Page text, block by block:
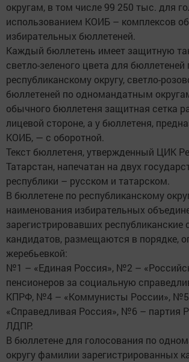
округам, в том числе 99 250 тыс. для
использованием КОИБ – комплексов
избирательных бюллетеней.
Каждый бюллетень имеет защитную
светло-зеленого цвета для бюллетеней
республиканскому округу, светло-
бюллетеней по одномандатным
обычного бюллетеня защитная сетка
лицевой стороне, а у бюллетеня,
КОИБ, — с оборотной.
Текст бюллетеня, утвержденный ЦИК
Татарстан, напечатан на двух
республики – русском и татарском.
В бюллетене по республиканскому
наименования избирательных
зарегистрировавших республиканские
кандидатов, размещаются в порядке,
жеребьевкой:
№1 – «Единая Россия», №2 –
пенсионеров за социальную
КПРФ, №4 – «Коммунисты России»,
«Справедливая Россия», №6 – партия
ЛДПР.
В бюллетене для голосования по
округу фамилии зарегистрированных